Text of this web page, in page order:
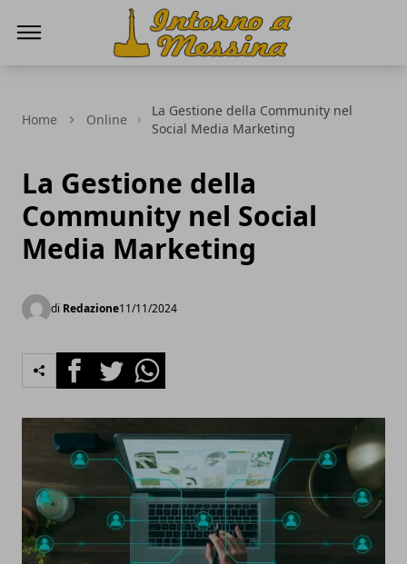
Home Online
La Gestione della Community nel
Social Media Marketing
La Gestione della
Community nel Social
Media Marketing
di Redazione11/11/2024
FacebookTwitterWhatsapp